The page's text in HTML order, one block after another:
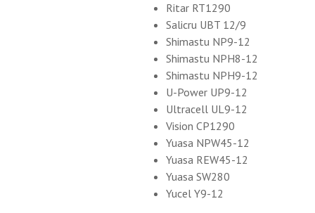
Ritar RT1290
Salicru UBT 12/9
Shimastu NP9-12
Shimastu NPH8-12
Shimastu NPH9-12
U-Power UP9-12
Ultracell UL9-12
Vision CP1290
Yuasa NPW45-12
Yuasa REW45-12
Yuasa SW280
Yucel Y9-12